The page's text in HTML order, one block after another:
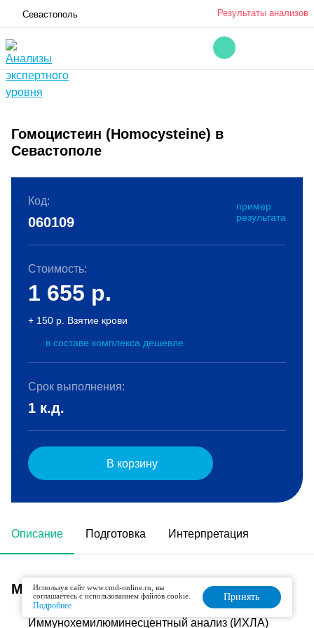
Севастополь Результаты анализов
Гомоцистеин (Homocysteine) в
Севастополе
Описание Подготовка Интерпретация
Метод исследования
Иммунохемилюминесцентный анализ (ИХЛА)
Код:
пример
результата
060109
Стоимость:
1 655 р.
+ 150 р. Взятие крови
в составе комплекса дешевле
Срок выполнения:
1 к.д.
В корзину
Используя сайт www.cmd-online.ru, вы
соглашаетесь с использованием файлов cookie.
Подробнее
Принять